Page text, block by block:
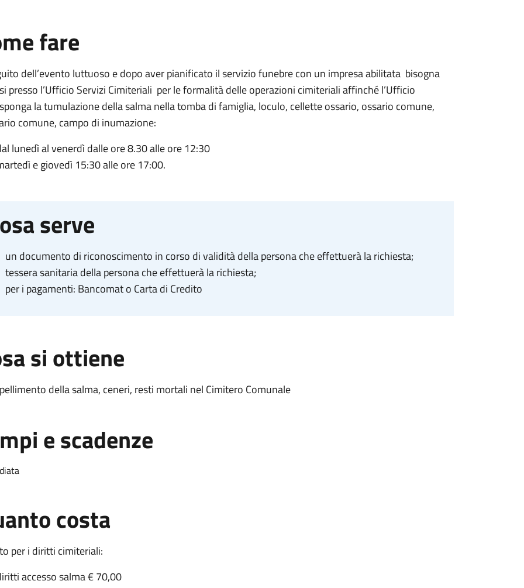
fare
dell’evento luttuoso e dopo aver pianificato il servizio funebre con un impresa abilitata bisogna
presso l’Ufficio Servizi Cimiteriali per le formalità delle operazioni cimiteriali affinché l’Ufficio
la tumulazione della salma nella tomba di famiglia, loculo, cellette ossario, ossario comune,
comune, campo di inumazione:
lunedì al venerdì dalle ore 8.30 alle ore 12:30
e giovedì 15:30 alle ore 17:00.
serve
un documento di riconoscimento in corso di validità della persona che effettuerà la richiesta;
tessera sanitaria della persona che effettuerà la richiesta;
per i pagamenti: Bancomat o Carta di Credito
si ottiene
della salma, ceneri, resti mortali nel Cimitero Comunale
e scadenze
costa
per i diritti cimiteriali:
accesso salma € 70,00